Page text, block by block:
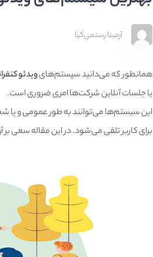
آرمینا رستمی‌کیا
همانطور که می‌دانید سیستم‌هایویدئو
یا جلسات آنلاین شرکت‌ها امری ضروری است.
این سیستم‌ها می‌توانند به طور عمومی و یا
برای کاربر تلقی می‌شود. در این مقاله سعی